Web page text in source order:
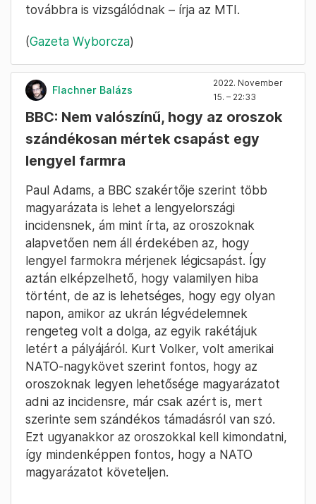
továbbra is vizsgálódnak – írja az MTI.
(Gazeta Wyborcza)
Flachner Balázs
2022. November
15. – 22:33
BBC: Nem valószínű, hogy az oroszok
szándékosan mértek csapást egy
lengyel farmra
Paul Adams, a BBC szakértője szerint több
magyarázata is lehet a lengyelországi
incidensnek, ám mint írta, az oroszoknak
alapvetően nem áll érdekében az, hogy
lengyel farmokra mérjenek légicsapást. Így
aztán elképzelhető, hogy valamilyen hiba
történt, de az is lehetséges, hogy egy olyan
napon, amikor az ukrán légvédelemnek
rengeteg volt a dolga, az egyik rakétájuk
letért a pályájáról. Kurt Volker, volt amerikai
NATO-nagykövet szerint fontos, hogy az
oroszoknak legyen lehetősége magyarázatot
adni az incidensre, már csak azért is, mert
szerinte sem szándékos támadásról van szó.
Ezt ugyanakkor az oroszokkal kell kimondatni,
így mindenképpen fontos, hogy a NATO
magyarázatot követeljen.